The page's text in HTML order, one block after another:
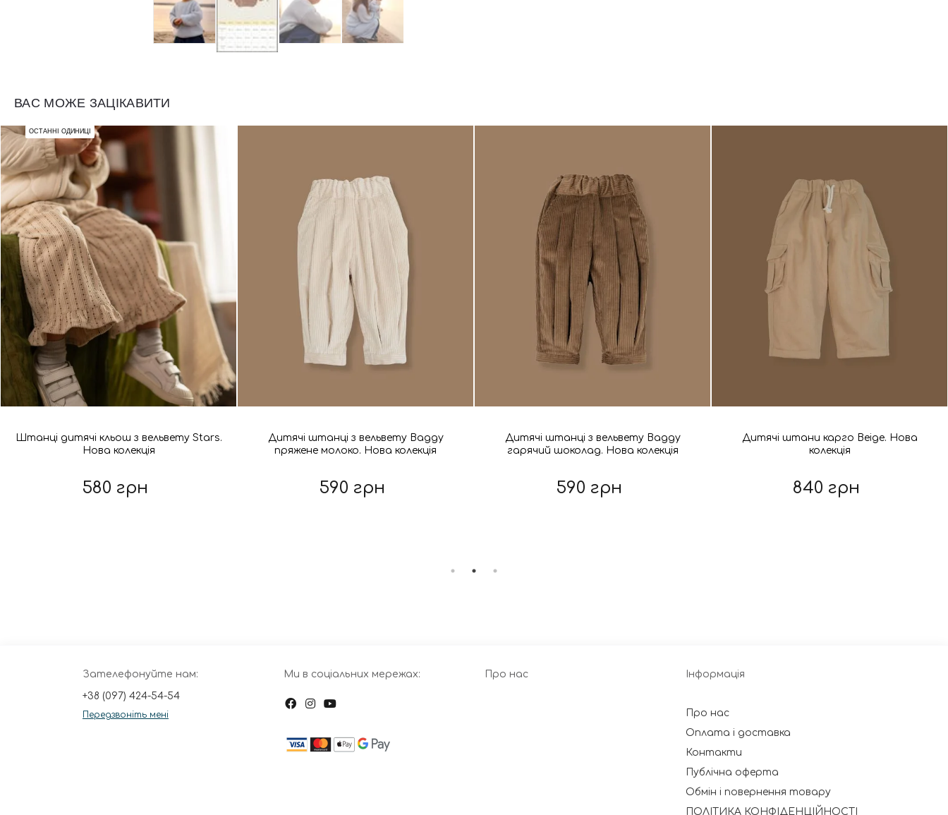
ВАС МОЖЕ ЗАЦІКАВИТИ
ОСТАННІ ОДИНИЦІ
Штанці дитячі кльош з вельвету Stars.
Нова колекція
580 грн
Дитячі штанці з вельвету Baggy
пряжене молоко. Нова колекція
590 грн
Дитячі штанці з вельвету Baggy
гарячий шоколад. Нова колекція
590 грн
Дитячі штани карго Beige. Нова
колекція
840 грн
Зателефонуйте нам:
+38 (097) 424-54-54
Передзвоніть мені
Ми в соціальних мережах: Про нас Інформація
Про нас
Оплата і доставка
Контакти
Публічна оферта
Обмін і повернення товару
ПОЛІТИКА КОНФІДЕНЦІЙНОСТІ